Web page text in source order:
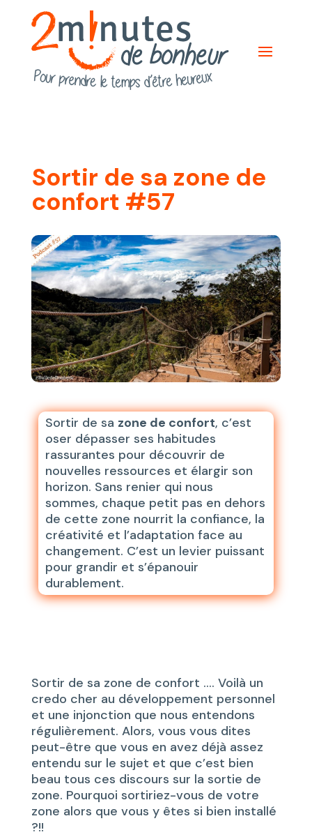
Sortir de sa zone de
confort #57
Sortir de sa zone de confort, c’est
oser dépasser ses habitudes
rassurantes pour découvrir de
nouvelles ressources et élargir son
horizon. Sans renier qui nous
sommes, chaque petit pas en dehors
de cette zone nourrit la confiance, la
créativité et l’adaptation face au
changement. C’est un levier puissant
pour grandir et s’épanouir
durablement.
Sortir de sa zone de confort …. Voilà un
credo cher au développement personnel
et une injonction que nous entendons
régulièrement. Alors, vous vous dites
peut-être que vous en avez déjà assez
entendu sur le sujet et que c’est bien
beau tous ces discours sur la sortie de
zone. Pourquoi sortiriez-vous de votre
zone alors que vous y êtes si bien installé
?!!